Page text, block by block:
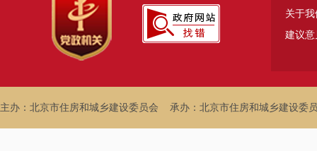
关于我
建议意
主办：北京市住房和城乡建设委员会 承办：北京市住房和城乡建设委